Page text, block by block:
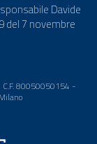
Davide
del 7 novembre
80050050154 -